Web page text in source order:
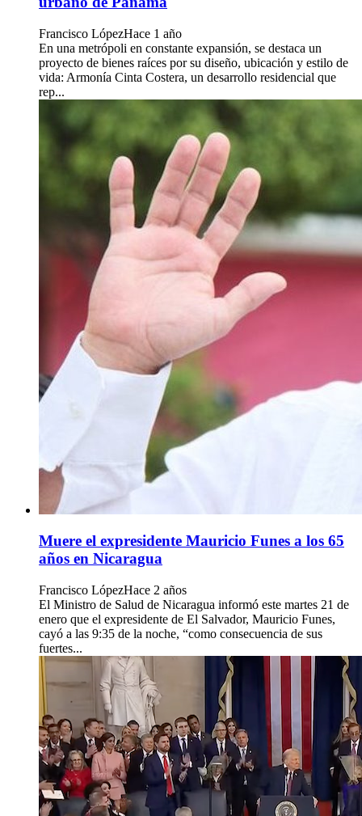
Francisco LópezHace 1 año
En una metrópoli en constante expansión, se destaca un
proyecto de bienes raíces por su diseño, ubicación y estilo de
vida: Armonía Cinta Costera, un desarrollo residencial que
rep...
Muere el expresidente Mauricio Funes a los 65
años en Nicaragua
Francisco LópezHace 2 años
El Ministro de Salud de Nicaragua informó este martes 21 de
enero que el expresidente de El Salvador, Mauricio Funes,
cayó a las 9:35 de la noche, “como consecuencia de sus
fuertes...